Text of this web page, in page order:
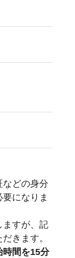
などの身分
になりま
ますが、記
きます。
時間を15分